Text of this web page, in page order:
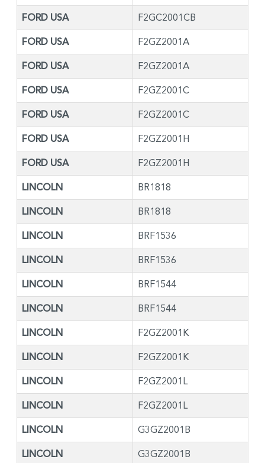
FORD USA F2GC2001CB
FORD USA F2GZ2001A
FORD USA F2GZ2001A
FORD USA F2GZ2001C
FORD USA F2GZ2001C
FORD USA F2GZ2001H
FORD USA F2GZ2001H
LINCOLN BR1818
LINCOLN BR1818
LINCOLN BRF1536
LINCOLN BRF1536
LINCOLN BRF1544
LINCOLN BRF1544
LINCOLN F2GZ2001K
LINCOLN F2GZ2001K
LINCOLN F2GZ2001L
LINCOLN F2GZ2001L
LINCOLN G3GZ2001B
LINCOLN G3GZ2001B